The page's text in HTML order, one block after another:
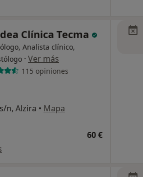
Clínica Tecma
Analista clínico,
· Ver más
115 opiniones
n, Alzira • Mapa
60 €